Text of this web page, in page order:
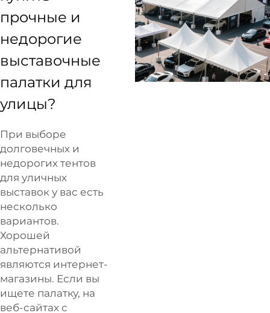
прочные и
недорогие
выставочные
палатки для
улицы?
При выборе
долговечных и
недорогих тентов
для уличных
выставок у вас есть
несколько
вариантов.
Хорошей
альтернативой
являются интернет-
магазины. Если вы
ищете палатку, на
веб-сайтах с